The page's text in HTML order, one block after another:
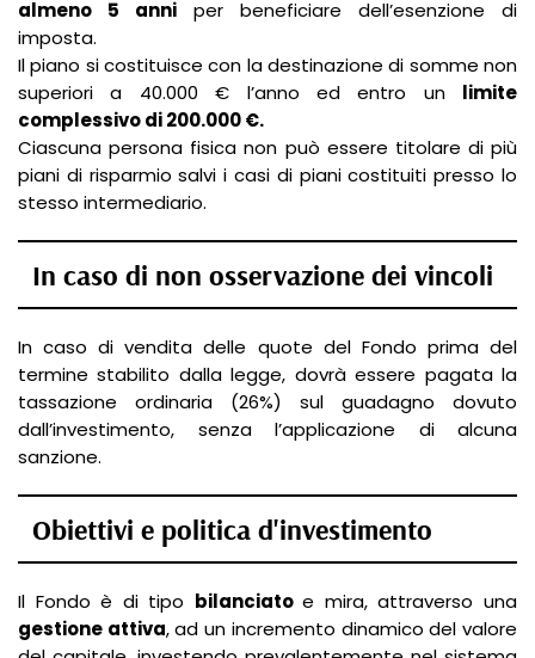
almeno 5 anni per beneficiare dell’esenzione di
imposta.
Il piano si costituisce con la destinazione di somme non
superiori a 40.000 € l’anno ed entro un limite
complessivo di 200.000 €.
Ciascuna persona fisica non può essere titolare di più
piani di risparmio salvi i casi di piani costituiti presso lo
stesso intermediario.
In caso di non osservazione dei vincoli
In caso di vendita delle quote del Fondo prima del
termine stabilito dalla legge, dovrà essere pagata la
tassazione ordinaria (26%) sul guadagno dovuto
dall’investimento, senza l’applicazione di alcuna
sanzione.
Obiettivi e politica d'investimento
Il Fondo è di tipo bilanciatoe mira, attraverso una
gestione attiva, ad un incremento dinamico del valore